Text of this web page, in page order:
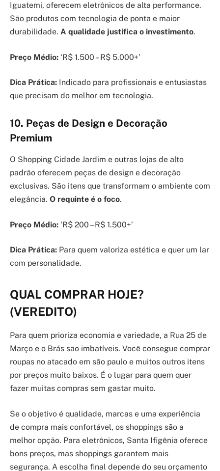
Iguatemi, oferecem eletrônicos de alta performance.
São produtos com tecnologia de ponta e maior
durabilidade. A qualidade justifica o investimento.
Preço Médio: ‘R$ 1.500 – R$ 5.000+’
Dica Prática: Indicado para profissionais e entusiastas
que precisam do melhor em tecnologia.
10. Peças de Design e Decoração
Premium
O Shopping Cidade Jardim e outras lojas de alto
padrão oferecem peças de design e decoração
exclusivas. São itens que transformam o ambiente com
elegância. O requinte é o foco.
Preço Médio: ‘R$ 200 – R$ 1.500+’
Dica Prática: Para quem valoriza estética e quer um lar
com personalidade.
QUAL COMPRAR HOJE?
(VEREDITO)
Para quem prioriza economia e variedade, a Rua 25 de
Março e o Brás são imbatíveis. Você consegue comprar
roupas no atacado em são paulo e muitos outros itens
por preços muito baixos. É o lugar para quem quer
fazer muitas compras sem gastar muito.
Se o objetivo é qualidade, marcas e uma experiência
de compra mais confortável, os shoppings são a
melhor opção. Para eletrônicos, Santa Ifigênia oferece
bons preços, mas shoppings garantem mais
segurança. A escolha final depende do seu orçamento